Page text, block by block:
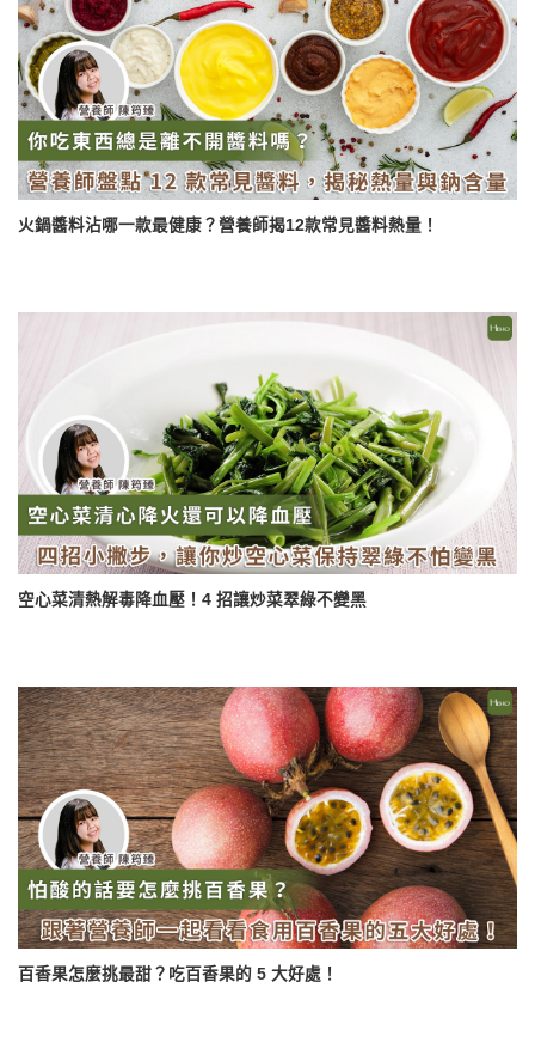
火鍋醬料沾哪一款最健康？營養師揭12款常見醬料熱量！
空心菜清熱解毒降血壓！4 招讓炒菜翠綠不變黑
百香果怎麼挑最甜？吃百香果的 5 大好處！